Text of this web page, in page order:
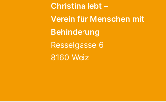
Christina lebt –
Verein für Menschen mit
Behinderung
Resselgasse 6
8160 Weiz